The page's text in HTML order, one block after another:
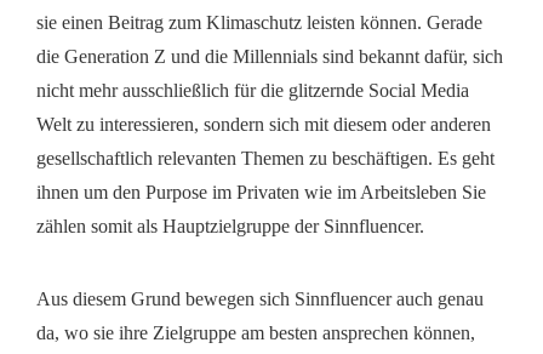
sie einen Beitrag zum Klimaschutz leisten können. Gerade
die Generation Z und die Millennials sind bekannt dafür, sich
nicht mehr ausschließlich für die glitzernde Social Media
Welt zu interessieren, sondern sich mit diesem oder anderen
gesellschaftlich relevanten Themen zu beschäftigen. Es geht
ihnen um den Purpose im Privaten wie im Arbeitsleben Sie
zählen somit als Hauptzielgruppe der Sinnfluencer.
Aus diesem Grund bewegen sich Sinnfluencer auch genau
da, wo sie ihre Zielgruppe am besten ansprechen können,